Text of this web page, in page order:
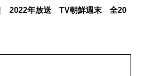
2022年放送 TV朝鮮週末 全20